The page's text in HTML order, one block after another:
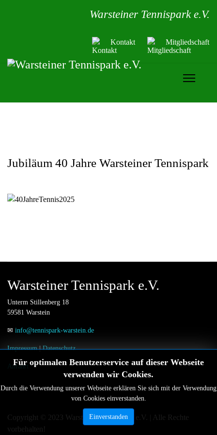
Warsteiner Tennispark e.V.
Kontakt Mitgliedschaft
Jubiläum 40 Jahre Warsteiner Tennispark
Für optimalen Benutzerservice auf dieser Webseite
verwenden wir Cookies.
Durch die Verwendung unserer Webseite erklären Sie sich mit der Verwendung
von Cookies einverstanden.
Einverstanden
Warsteiner Tennispark e.V.
Unterm Stillenberg 18
59581 Warstein
✉ info@tennispark-warstein.de
Impressum|Datenschutz
Anfahrt
Copyright © 2023 Warsteiner Tennispark e.V. | Alle Rechte
vorbehalten!